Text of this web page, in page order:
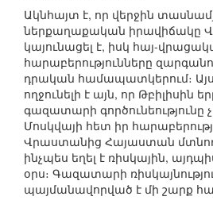
Ակնհայտ է, որ վերջին
ներքաղաքական իրավիճակը
կայունացել է, իսկ հայ-
հարաբերությունները
դրական համապատկերում։
ողջունելի է այն, որ Թբիլիսին
գազատարի գործունեությունը
Մոսկվայի հետ իր
Վրաստանից Հայաստան
ինչպես եղել է ռիսկային,
օրս։ Գազատարի
պայմանավորված է մի շարք